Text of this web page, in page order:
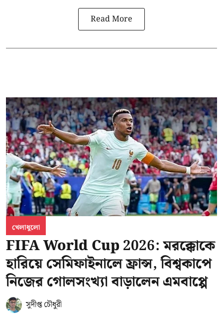
Read More
খেলাধুলো
FIFA World Cup 2026: মরক্কোকে
হারিয়ে সেমিফাইনালে ফ্রান্স, বিশ্বকাপে
নিজের গোলসংখ্যা বাড়ালেন এমবাপ্পে
সুদীপ্ত চৌধুরী